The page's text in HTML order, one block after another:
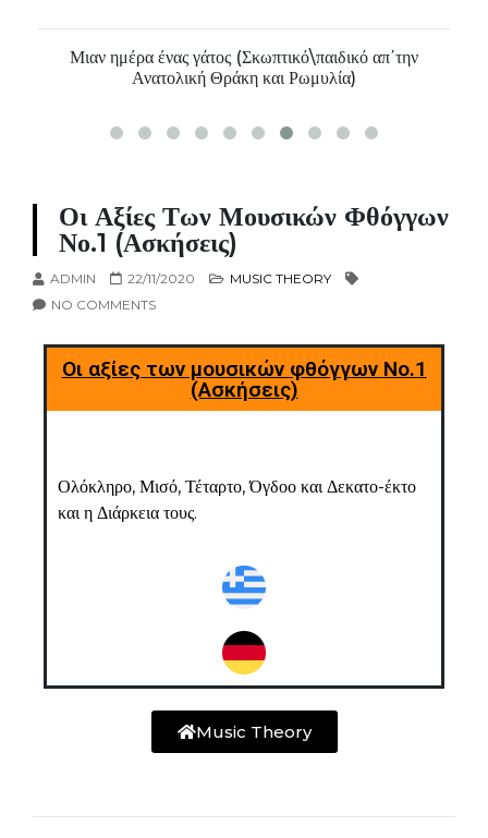
Μιαν ημέρα ένας γάτος (Σκωπτικό\παιδικό απ΄την
Ανατολική Θράκη και Ρωμυλία)
Οι Αξίες Των Μουσικών Φθόγγων
Νο.1 (Ασκήσεις)
ADMIN 22/11/2020
MUSIC THEORY
NO COMMENTS
Οι αξίες των μουσικών φθόγγων Νο.1
(Ασκήσεις)
Ολόκληρο, Μισό, Τέταρτο, Όγδοο και Δεκατο-έκτο
και η Διάρκεια τους.
Music Theory